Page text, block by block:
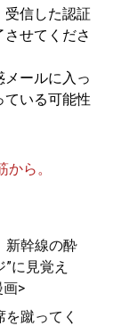
信した認証
させてくださ
ールに入っ
ている可能性
ら。
新幹線の酔
に見覚え
>
蹴ってく